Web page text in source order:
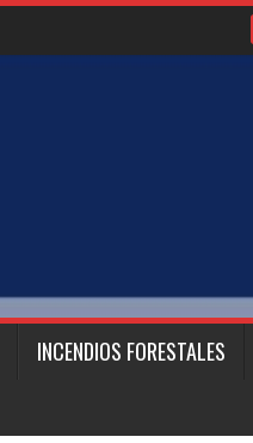
INCENDIOS FORESTALES